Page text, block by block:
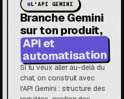
L'API GEMINI
Branche Gemini
sur ton produit,
API et
automatisation
Si tu veux aller au-delà du
chat, on construit avec
l'API Gemini : structure des